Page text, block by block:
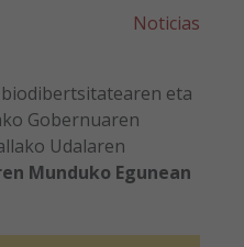
Noticias
eta
Gobernuaren
Udalaren
Munduko Egunean